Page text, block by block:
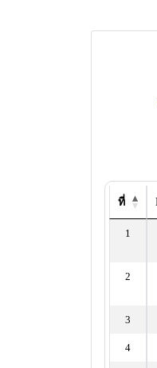
ที่
1
2
3
4